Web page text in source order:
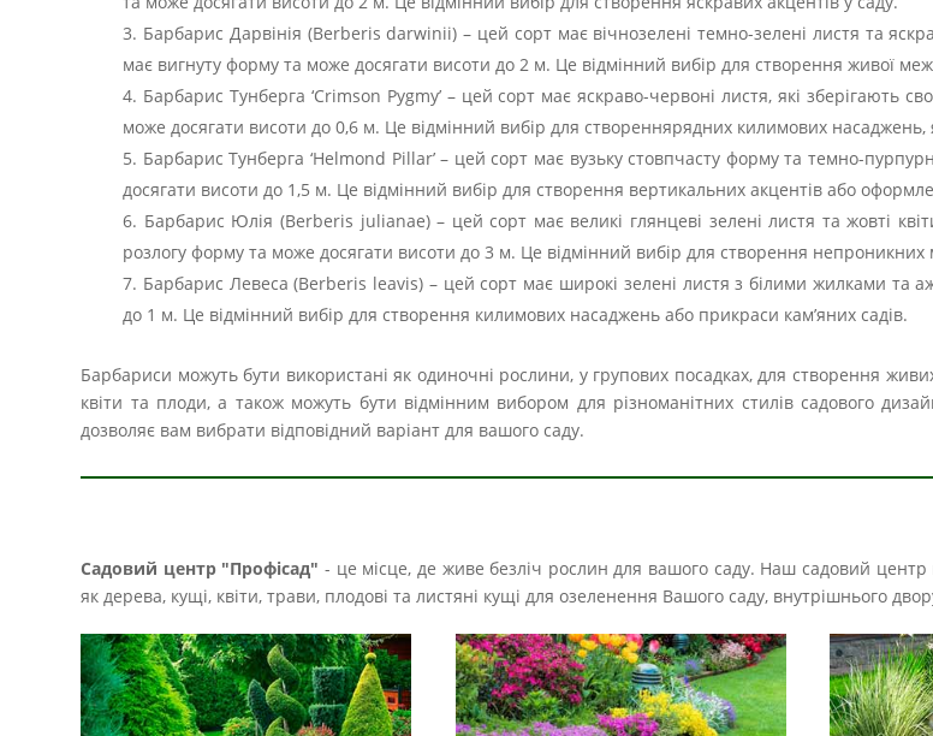
Барбарис Дарвінія (Berberis darwinii) – цей сорт має вічнозелені темно-зелені листя та
має вигнуту форму та може досягати висоти до 2 м. Це відмінний вибір для створення живої
Барбарис Тунберга ‘Crimson Pygmy’ – цей сорт має яскраво-червоні листя, які зберігають
може досягати висоти до 0,6 м. Це відмінний вибір для створеннярядних килимових насаджень,
Барбарис Тунберга ‘Helmond Pillar’ – цей сорт має вузьку стовпчасту форму та темно-
досягати висоти до 1,5 м. Це відмінний вибір для створення вертикальних акцентів або
Барбарис Юлія (Berberis julianae) – цей сорт має великі глянцеві зелені листя та жовті
розлогу форму та може досягати висоти до 3 м. Це відмінний вибір для створення
Барбарис Левеса (Berberis leavis) – цей сорт має широкі зелені листя з білими жилками та
до 1 м. Це відмінний вибір для створення килимових насаджень або прикраси кам’яних садів.
Барбариси можуть бути використані як одиночні рослини, у групових посадках, для створення
квіти та плоди, а також можуть бути відмінним вибором для різноманітних стилів садового
дозволяє вам вибрати відповідний варіант для вашого саду.
Садовий центр "Профісад" - це місце, де живе безліч рослин для вашого саду. Наш садовий
як дерева, кущі, квіти, трави, плодові та листяні кущі для озеленення Вашого саду, внутрішнього